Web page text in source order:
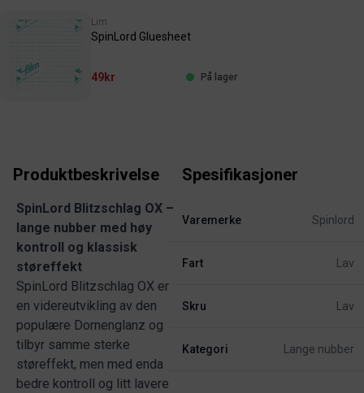
Lim
SpinLord Gluesheet
49kr På lager
Produktbeskrivelse
SpinLord Blitzschlag OX –
lange nubber med høy
kontroll og klassisk
støreffekt
SpinLord Blitzschlag OX er
en videreutvikling av den
populære Dornenglanz og
tilbyr samme sterke
støreffekt, men med enda
bedre kontroll og litt lavere
Spesifikasjoner
Varemerke Spinlord
Fart Lav
Skru Lav
Kategori Lange nubber